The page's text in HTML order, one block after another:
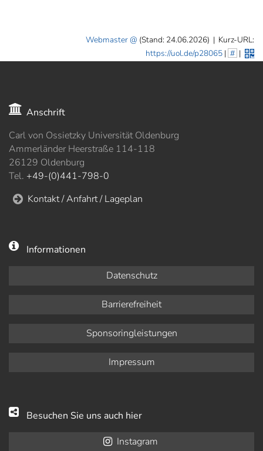
Webmaster (Stand: 24.06.2026) | Kurz-URL:
https://uol.de/p28065| # |
Anschrift
Carl von Ossietzky Universität Oldenburg
Ammerländer Heerstraße 114-118
26129 Oldenburg
Tel. +49-(0)441-798-0
Kontakt / Anfahrt / Lageplan
Informationen
Datenschutz
Barrierefreiheit
Sponsoringleistungen
Impressum
Besuchen Sie uns auch hier
Instagram